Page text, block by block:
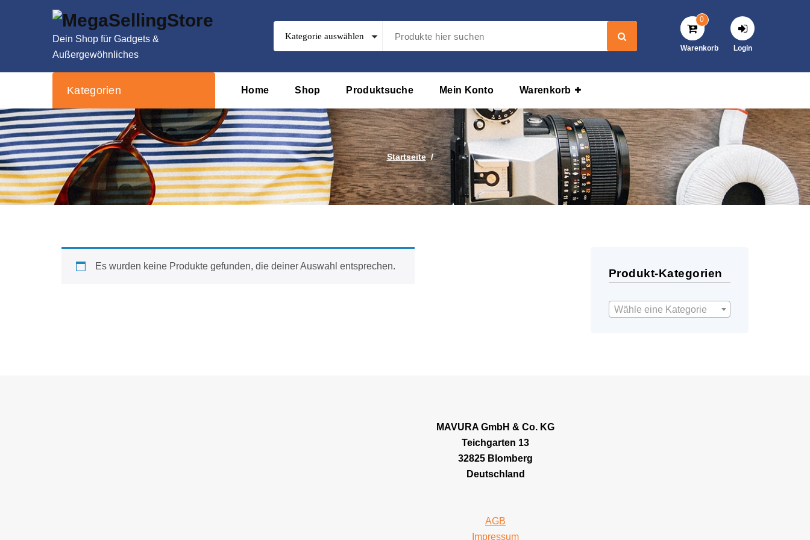
Dein Shop für Gadgets &
Außergewöhnliches
0
Warenkorb Login
Kategorien Home Shop Produktsuche Mein Konto Warenkorb
Startseite/
Es wurden keine Produkte gefunden, die deiner Auswahl entsprechen.
Produkt-Kategorien
Wähle eine Kategorie
MAVURA GmbH & Co. KG
Teichgarten 13
32825 Blomberg
Deutschland
AGB
Impressum